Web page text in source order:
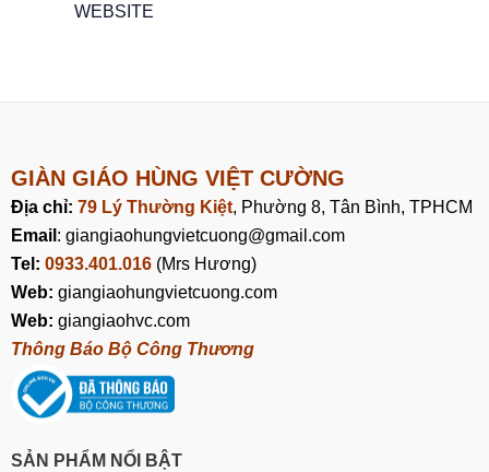
WEBSITE
GIÀN GIÁO HÙNG VIỆT CƯỜNG
Địa chỉ: 79 Lý Thường Kiệt, Phường 8, Tân Bình, TPHCM
Email : giangiaohungvietcuong@gmail.com
Tel: 0933.401.016 (Mrs Hương)
Web: giangiaohungvietcuong.com
Web: giangiaohvc.com
Thông Báo Bộ Công Thương
SẢN PHẨM NỔI BẬT